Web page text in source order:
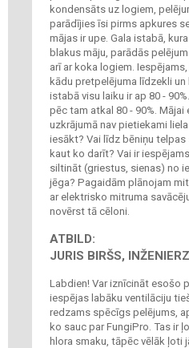
kondensāts uz logiem,
parādījies īsi pirms apkures
mājas ir upe. Gala istabā,
blakus māju, parādās
arī ar koka logiem.
kādu pretpelējuma līdzekli
istabā visu laiku ir ap 80 -
pēc tam atkal 80 - 90%.
uzkrājumā nav pietiekami
iesākt? Vai līdz bēniņu
kaut ko darīt? Vai ir
siltināt (griestus, sienas) no
jēga? Pagaidām plānojam
ar elektrisko mitruma
novērst tā cēloni.
ATBILD:
JURIS BIRŠS,
Labdien! Var iznīcināt esošo
iespējas labāku ventilāciju
redzams spēcīgs pelējums,
ko sauc par FungiPro. Tas ir
hlora smaku, tāpēc vēlāk ļoti